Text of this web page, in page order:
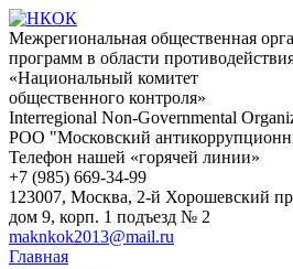
Межрегиональная общественная
программ в области
«Национальный комитет
общественного контроля»
Interregional Non-Governmental
РОО "Московский
Телефон нашей «горячей линии»
+7 (985) 669-34-99
123007, Москва, 2-й Хорошевский
дом 9, корп. 1 подъезд № 2
maknkok2013@mail.ru
Главная